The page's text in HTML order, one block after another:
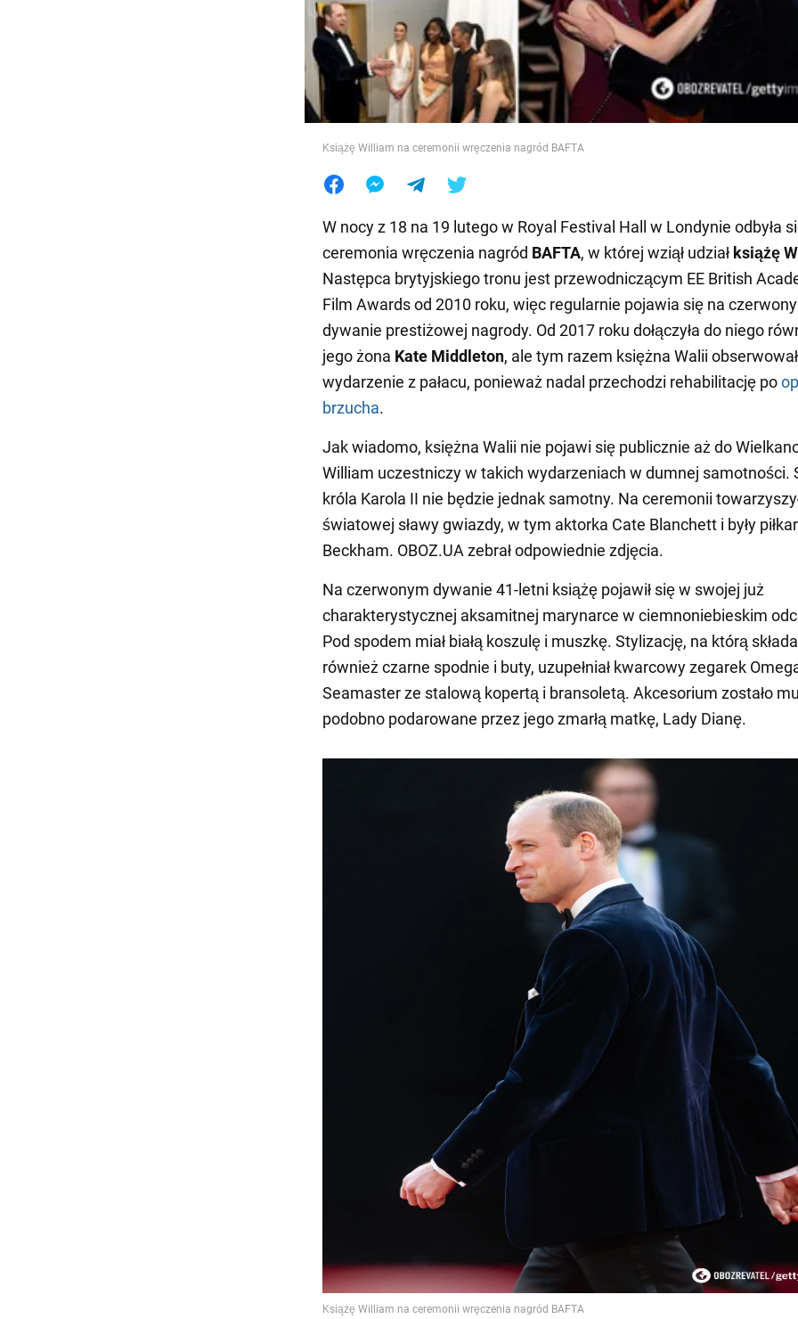
Jedzenie
Książę William na ceremonii wręczenia nagród BAFTA
W nocy z 18 na 19 lutego w Royal Festival Hall w Londynie odbyła
ceremonia wręczenia nagród BAFTA, w której wziął udział książę
Następca brytyjskiego tronu jest przewodniczącym EE British
Film Awards od 2010 roku, więc regularnie pojawia się na
dywanie prestiżowej nagrody. Od 2017 roku dołączyła do niego
jego żona Kate Middleton, ale tym razem księżna Walii
wydarzenie z pałacu, ponieważ nadal przechodzi rehabilitację po
brzucha.
Jak wiadomo, księżna Walii nie pojawi się publicznie aż do
William uczestniczy w takich wydarzeniach w dumnej samotności.
króla Karola II nie będzie jednak samotny. Na ceremonii
światowej sławy gwiazdy, w tym aktorka Cate Blanchett i były
Beckham. OBOZ.UA zebrał odpowiednie zdjęcia.
Na czerwonym dywanie 41-letni książę pojawił się w swojej już
charakterystycznej aksamitnej marynarce w ciemnoniebieskim
Pod spodem miał białą koszulę i muszkę. Stylizację, na którą
również czarne spodnie i buty, uzupełniał kwarcowy zegarek
Seamaster ze stalową kopertą i bransoletą. Akcesorium zostało
podobno podarowane przez jego zmarłą matkę, Lady Dianę.